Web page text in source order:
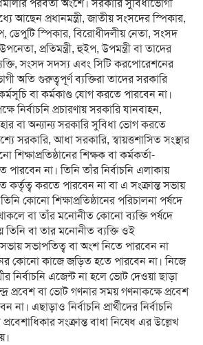
পরবর্তী অংশে। সরকারি সুবিধাভোগী
আছেন প্রধানমন্ত্রী, জাতীয় সংসদের স্পিকার,
ডেপুটি স্পিকার, বিরোধীদলীয় নেতা, সংসদ
প্রতিমন্ত্রী, হুইপ, উপমন্ত্রী বা তাদের
সংসদ সদস্য এবং সিটি করপোরেশনের
অতি গুরুত্বপূর্ণ ব্যক্তিরা তাদের সরকারি
কর্মসূচি বা কর্মকাণ্ড যোগ করতে পারবেন না।
নির্বাচনি প্রচারণায় সরকারি যানবাহন,
বা অন্যান্য সরকারি সুবিধা ভোগ করতে
সরকারি, আধা সরকারি, স্বায়ত্তশাসিত সংস্থার
শিক্ষাপ্রতিষ্ঠানের শিক্ষক বা কর্মকর্তা-
পারবেন না। তিনি তাঁর নির্বাচনি এলাকায়
কর্তৃত্ব করতে পারবেন না বা এ সংক্রান্ত সভায়
কোনো শিক্ষাপ্রতিষ্ঠানের পরিচালনা পর্ষদে
বা তাঁর মনোনীত কোনো ব্যক্তি পর্ষদে
তিনি বা তার মনোনীত ব্যক্তি ওই
সভায় সভাপতিত্ব বা অংশ নিতে পারবেন না
কোনো কাজে জড়িত হতে পারবেন না। নিজে
নির্বাচনি এজেন্ট না হলে ভোট দেওয়া ছাড়া
প্রবেশ বা ভোট গণনার সময় গণনাকক্ষে প্রবেশ
এছাড়াও নির্বাচনি প্রার্থীদের নির্বাচনি
সংক্রান্ত বাধা নিষেধ এর উল্লেখ